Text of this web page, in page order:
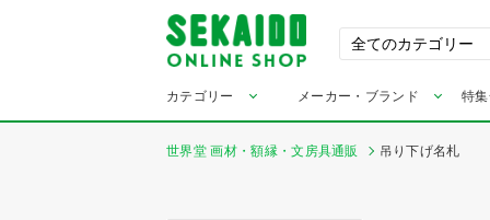
カテゴリー メーカー・ブランド 特
世界堂 画材・額縁・文房具通販 吊り下げ名札